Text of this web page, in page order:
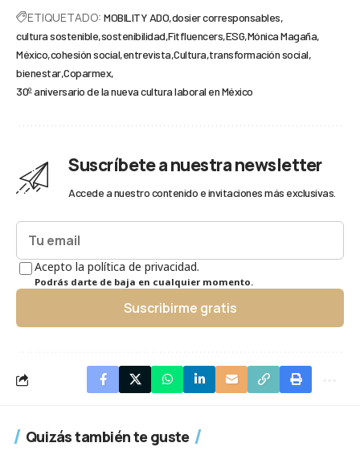
ETIQUETADO: MOBILITY ADO dosier corresponsables
cultura sostenible sostenibilidad Fitfluencers ESG Mónica Magaña
México cohesión social entrevista Cultura transformación social
bienestar Coparmex
30º aniversario de la nueva cultura laboral en México
Suscríbete a nuestra newsletter
Accede a nuestro contenido e invitaciones más exclusivas.
Acepto la política de privacidad.
Podrás darte de baja en cualquier momento.
Suscribirme gratis
Quizás también te guste